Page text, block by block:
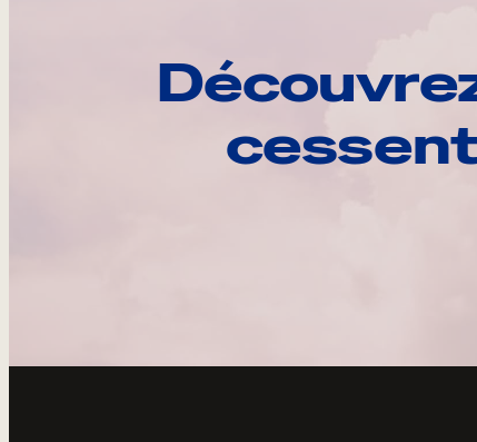
cessent